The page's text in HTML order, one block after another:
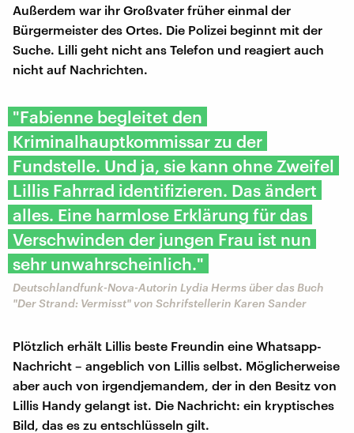
Außerdem war ihr Großvater früher einmal der
Bürgermeister des Ortes. Die Polizei beginnt mit der
Suche. Lilli geht nicht ans Telefon und reagiert auch
nicht auf Nachrichten.
"Fabienne begleitet den
Kriminalhauptkommissar zu der
Fundstelle. Und ja, sie kann ohne Zweifel
Lillis Fahrrad identifizieren. Das ändert
alles. Eine harmlose Erklärung für das
Verschwinden der jungen Frau ist nun
sehr unwahrscheinlich."
Deutschlandfunk-Nova-Autorin Lydia Herms über das Buch
"Der Strand: Vermisst" von Schrifstellerin Karen Sander
Plötzlich erhält Lillis beste Freundin eine Whatsapp-
Nachricht – angeblich von Lillis selbst. Möglicherweise
aber auch von irgendjemandem, der in den Besitz von
Lillis Handy gelangt ist. Die Nachricht: ein kryptisches
Bild, das es zu entschlüsseln gilt.